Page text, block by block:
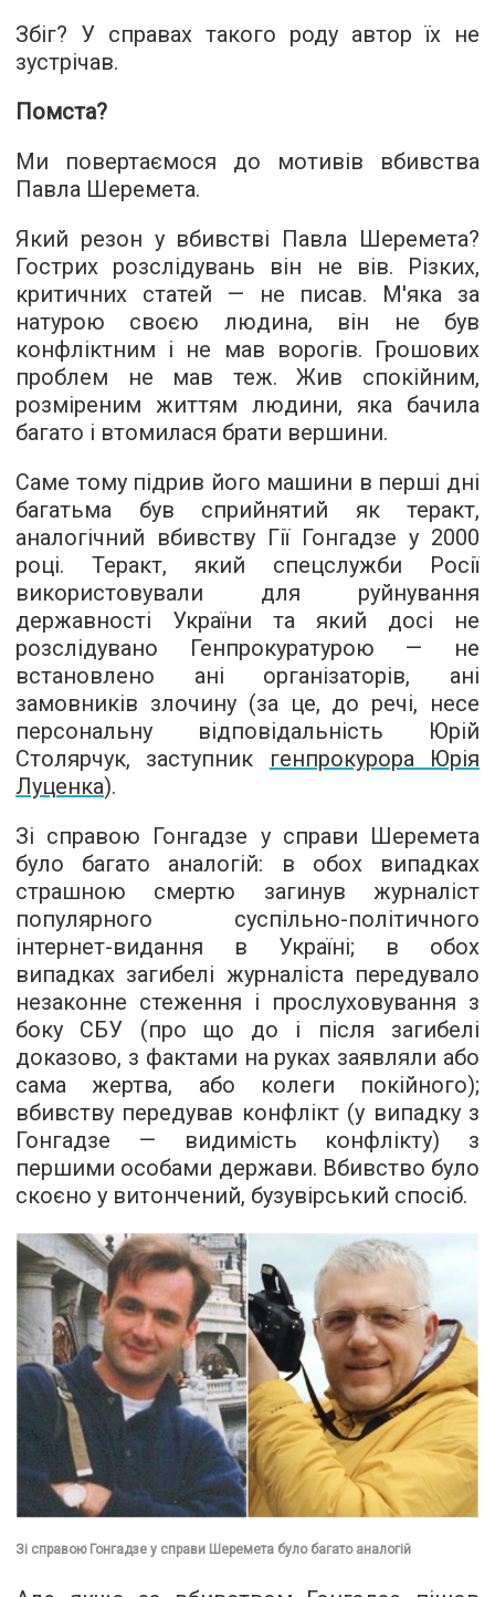
Збіг? У справах такого роду автор їх не
зустрічав.
Помста?
Ми повертаємося до мотивів вбивства
Павла Шеремета.
Який резон у вбивстві Павла Шеремета?
Гострих розслідувань він не вів. Різких,
критичних статей — не писав. М'яка за
натурою своєю людина, він не був
конфліктним і не мав ворогів. Грошових
проблем не мав теж. Жив спокійним,
розміреним життям людини, яка бачила
багато і втомилася брати вершини.
Саме тому підрив його машини в перші дні
багатьма був сприйнятий як теракт,
аналогічний вбивству Гії Гонгадзе у 2000
році. Теракт, який спецслужби Росії
використовували для руйнування
державності України та який досі не
розслідувано Генпрокуратурою — не
встановлено ані організаторів, ані
замовників злочину (за це, до речі, несе
персональну відповідальність Юрій
Столярчук, заступник генпрокурора Юрія
Луценка).
Зі справою Гонгадзе у справи Шеремета
було багато аналогій: в обох випадках
страшною смертю загинув журналіст
популярного суспільно-політичного
інтернет-видання в Україні; в обох
випадках загибелі журналіста передувало
незаконне стеження і прослуховування з
боку СБУ (про що до і після загибелі
доказово, з фактами на руках заявляли або
сама жертва, або колеги покійного);
вбивству передував конфлікт (у випадку з
Гонгадзе — видимість конфлікту) з
першими особами держави. Вбивство було
скоєно у витончений, бузувірський спосіб.
Зі справою Гонгадзе у справи Шеремета було багато аналогій